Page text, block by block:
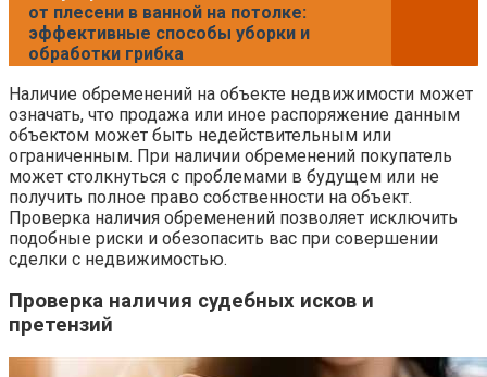
от плесени в ванной на потолке:
эффективные способы уборки и
обработки грибка
Наличие обременений на объекте недвижимости может
означать, что продажа или иное распоряжение данным
объектом может быть недействительным или
ограниченным. При наличии обременений покупатель
может столкнуться с проблемами в будущем или не
получить полное право собственности на объект.
Проверка наличия обременений позволяет исключить
подобные риски и обезопасить вас при совершении
сделки с недвижимостью.
Проверка наличия судебных исков и
претензий